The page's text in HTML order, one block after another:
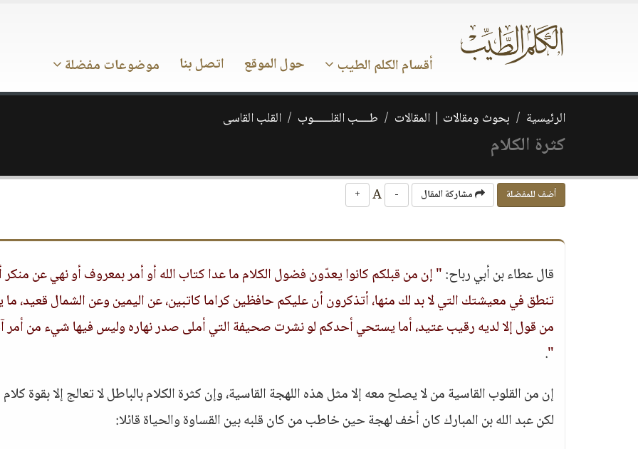
أقسام الكلم الطيب حول الموقع اتصل بنا موضوعات مفضلة
الرئيسية بحوث ومقالات | المقالات طــــب القلــــــوب القلب القاسى
كثرة الكلام
أضف للمفضلة مشاركة المقال -
+
قال عطاء بن أبي رباح:" إن من قبلكم كانوا يعدّون فضول الكلام ما عدا كتاب الله أو أمر بمعروف أو نهي عن منكر
تنطق في معيشتك التي لا بد لك منها، أتذكرون أن عليكم حافظين كراما كاتبين، عن اليمين وعن الشمال قعيد،
من قول إلا لديه رقيب عتيد، أما يستحي أحدكم لو نشرت صحيفة التي أملى صدر نهاره وليس فيها شيء من أمر
"
.
إن من القلوب القاسية من لا يصلح معه إلا مثل هذه اللهجة القاسية، وإن كثرة الكلام بالباطل لا تعالج إلا بقوة
لكن عبد الله بن المبارك كان أخف لهجة حين خاطب من كان قلبه بين القساوة والحياة قائلا: